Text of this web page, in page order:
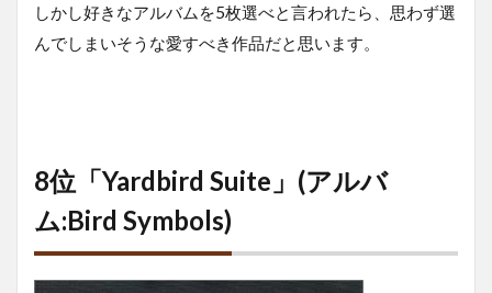
しかし好きなアルバムを5枚選べと言われたら、思わず選
んでしまいそうな愛すべき作品だと思います。
8位「Yardbird Suite」(アルバ
ム:Bird Symbols)